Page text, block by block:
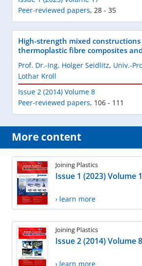
Peer-reviewed papers, 28 - 35
High-strength mixed
thermoplastic fibre composites
Prof. Dr.-Ing. Holger Seidlitz, Univ.-
Lothar Kroll
Issue 2 (2014) Volume 8
Peer-reviewed papers, 106 - 111
More content
Joining Plastics
Issue 1 (2023) Volume
› learn more
Joining Plastics
Issue 2 (2014) Volume 8
› learn more